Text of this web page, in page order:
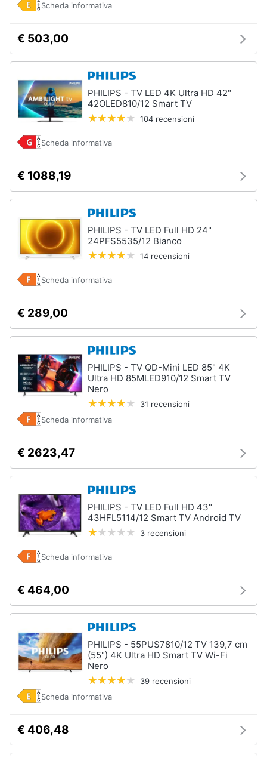
Scheda informativa
€ 503,00
PHILIPS - TV LED 4K Ultra HD 42"
42OLED810/12 Smart TV
104 recensioni
Scheda informativa
€ 1088,19
PHILIPS - TV LED Full HD 24"
24PFS5535/12 Bianco
14 recensioni
Scheda informativa
€ 289,00
PHILIPS - TV QD-Mini LED 85" 4K
Ultra HD 85MLED910/12 Smart TV
Nero
31 recensioni
Scheda informativa
€ 2623,47
PHILIPS - TV LED Full HD 43"
43HFL5114/12 Smart TV Android TV
3 recensioni
Scheda informativa
€ 464,00
PHILIPS - 55PUS7810/12 TV 139,7 cm
(55") 4K Ultra HD Smart TV Wi-Fi
Nero
39 recensioni
Scheda informativa
€ 406,48